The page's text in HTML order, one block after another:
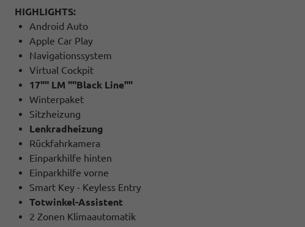
HIGHLIGHTS:
Android Auto
Apple Car Play
Navigationssystem
Virtual Cockpit
17"" LM ""Black Line""
Winterpaket
Sitzheizung
Lenkradheizung
Rückfahrkamera
Einparkhilfe hinten
Einparkhilfe vorne
Smart Key - Keyless Entry
Totwinkel-Assistent
2 Zonen Klimaautomatik